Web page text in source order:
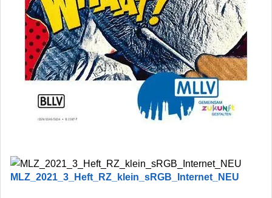
MLZ_2021_3_Heft_RZ_klein_sRGB_Internet_NEU